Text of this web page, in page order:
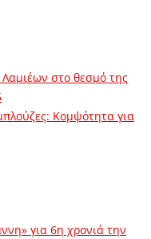
στο θεσμό της
Κομψότητα για
για 6η χρονιά την